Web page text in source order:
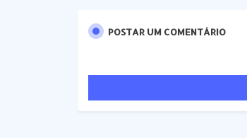
POSTAR UM COMENTÁRIO